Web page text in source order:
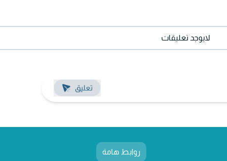
لايوجد تعليقات
روابط هامة